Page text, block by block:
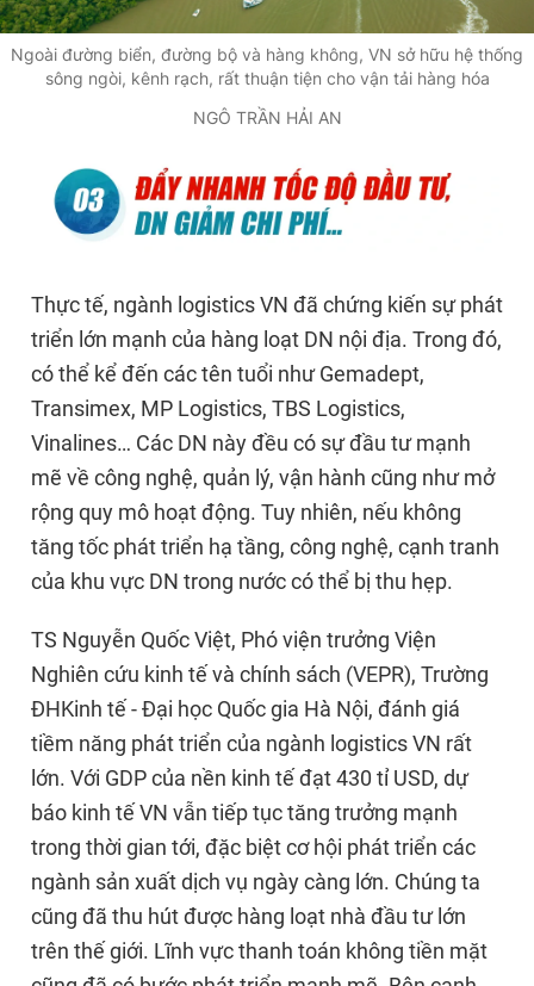
Ngoài đường biển, đường bộ và hàng không, VN sở hữu hệ thống
sông ngòi, kênh rạch, rất thuận tiện cho vận tải hàng hóa
NGÔ TRẦN HẢI AN
Thực tế, ngành logistics VN đã chứng kiến sự phát
triển lớn mạnh của hàng loạt DN nội địa. Trong đó,
có thể kể đến các tên tuổi như Gemadept,
Transimex, MP Logistics, TBS Logistics,
Vinalines… Các DN này đều có sự đầu tư mạnh
mẽ về công nghệ, quản lý, vận hành cũng như mở
rộng quy mô hoạt động. Tuy nhiên, nếu không
tăng tốc phát triển hạ tầng, công nghệ, cạnh tranh
của khu vực DN trong nước có thể bị thu hẹp.
TS Nguyễn Quốc Việt, Phó viện trưởng Viện
Nghiên cứu kinh tế và chính sách (VEPR), Trường
ĐHKinh tế - Đại học Quốc gia Hà Nội, đánh giá
tiềm năng phát triển của ngành logistics VN rất
lớn. Với GDP của nền kinh tế đạt 430 tỉ USD, dự
báo kinh tế VN vẫn tiếp tục tăng trưởng mạnh
trong thời gian tới, đặc biệt cơ hội phát triển các
ngành sản xuất dịch vụ ngày càng lớn. Chúng ta
cũng đã thu hút được hàng loạt nhà đầu tư lớn
trên thế giới. Lĩnh vực thanh toán không tiền mặt